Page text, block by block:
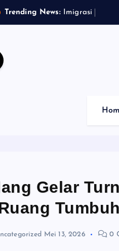
Trending News: mig rasi
Gelar
Mei 13, 2026 0